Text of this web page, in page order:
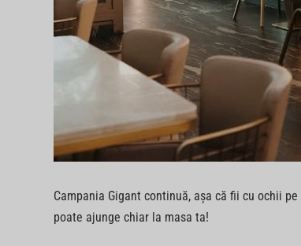
Campania Gigant continuă, așa că fii cu ochii pe
poate ajunge chiar la masa ta!